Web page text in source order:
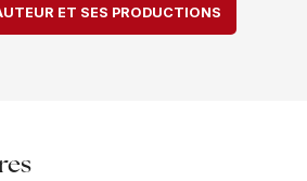
ET SES PRODUCTIONS